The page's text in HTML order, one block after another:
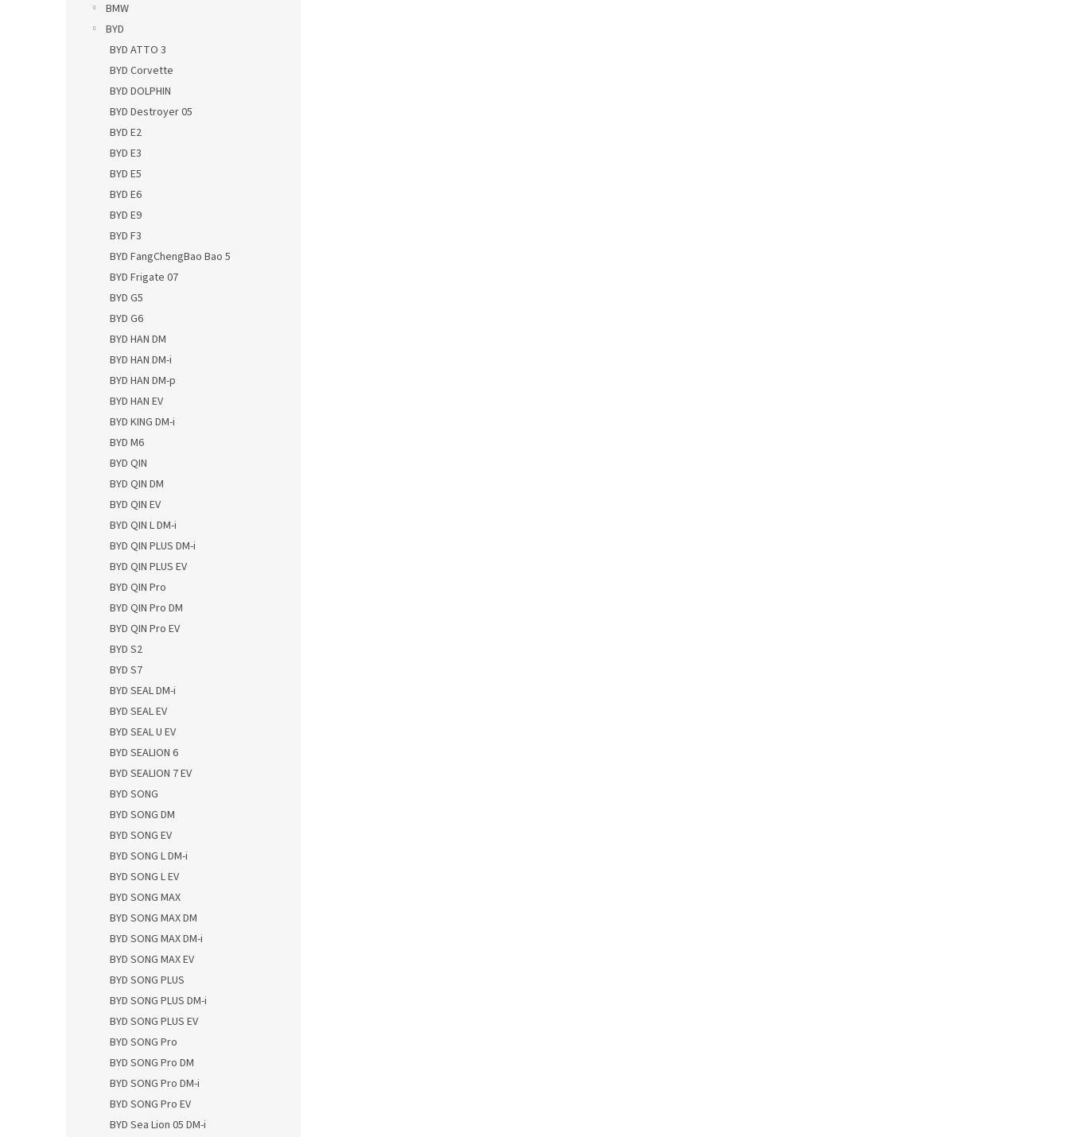
BMW
BYD
BYD ATTO 3
BYD Corvette
BYD DOLPHIN
BYD Destroyer 05
BYD E2
BYD E3
BYD E5
BYD E6
BYD E9
BYD F3
BYD FangChengBao Bao 5
BYD Frigate 07
BYD G5
BYD G6
BYD HAN DM
BYD HAN DM-i
BYD HAN DM-p
BYD HAN EV
BYD KING DM-i
BYD M6
BYD QIN
BYD QIN DM
BYD QIN EV
BYD QIN L DM-i
BYD QIN PLUS DM-i
BYD QIN PLUS EV
BYD QIN Pro
BYD QIN Pro DM
BYD QIN Pro EV
BYD S2
BYD S7
BYD SEAL DM-i
BYD SEAL EV
BYD SEAL U EV
BYD SEALION 6
BYD SEALION 7 EV
BYD SONG
BYD SONG DM
BYD SONG EV
BYD SONG L DM-i
BYD SONG L EV
BYD SONG MAX
BYD SONG MAX DM
BYD SONG MAX DM-i
BYD SONG MAX EV
BYD SONG PLUS
BYD SONG PLUS DM-i
BYD SONG PLUS EV
BYD SONG Pro
BYD SONG Pro DM
BYD SONG Pro DM-i
BYD SONG Pro EV
BYD Sea Lion 05 DM-i